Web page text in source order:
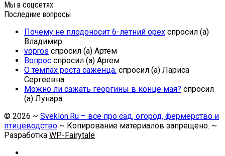
Мы в соцсетях
Последние вопросы
Почему не плодоносит 6-летний орех спросил (а)
Владимир
vopros спросил (а) Артем
Вопрос спросил (а) Артем
О темпах роста саженца. спросил (а) Лариса
Сергеевна
Можно ли сажать георгины в конце мая? спросил
(а) Лунара
© 2026 ~ Sveklon.Ru – все про сад, огород, фермерство и
птицеводство ~ Копирование материалов запрещено. ~
Разработка WP-Fairytale